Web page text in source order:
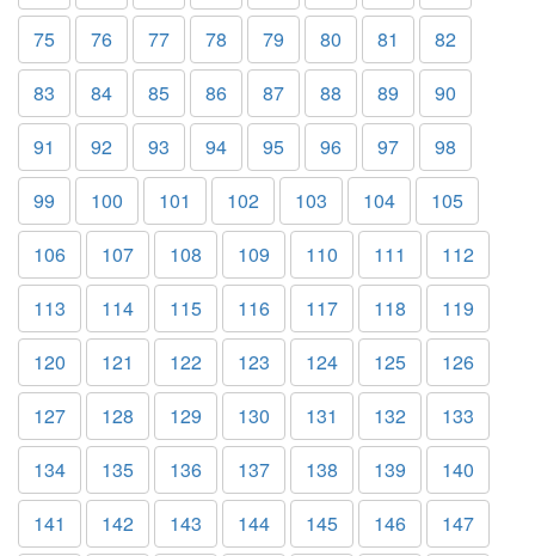
75
76 77 78 79 80 81
82
83
84 85 86 87 88 89
90
91
92 93 94 95 96 97
98
99
100 101 102 103 104
105
106
107 108 109 110 111
112
113
114 115 116 117 118
119
120
121 122 123 124 125
126
127
128 129 130 131 132
133
134
135 136 137 138 139
140
141
142 143 144 145 146
147